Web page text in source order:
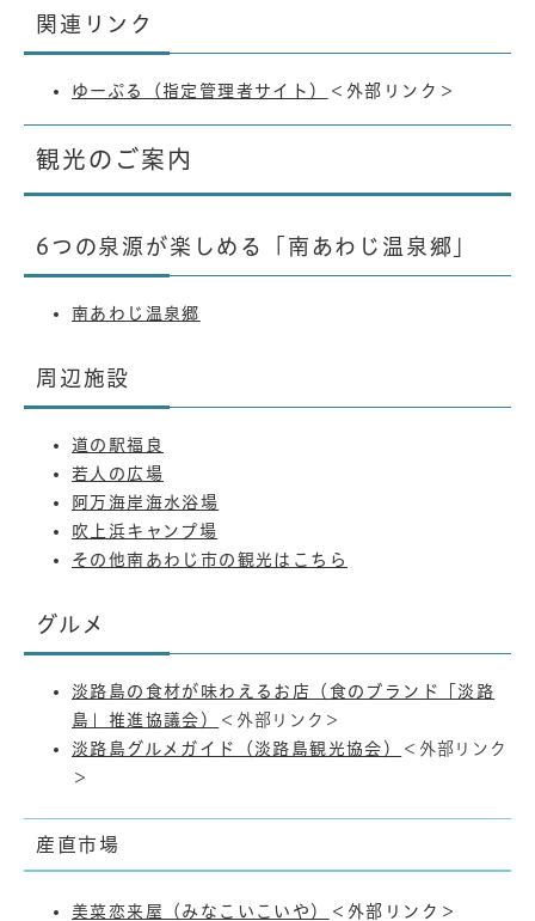
関連リンク
ゆーぷる（指定管理者サイト） ＜外部リンク＞
観光のご案内
6つの泉源が楽しめる「南あわじ温泉郷」
南あわじ温泉郷
周辺施設
道の駅福良
若人の広場
阿万海岸海水浴場
吹上浜キャンプ場
その他南あわじ市の観光はこちら
グルメ
淡路島の食材が味わえるお店（食のブランド「淡路
島」推進協議会）
＜外部リンク＞
淡路島グルメガイド（淡路島観光協会）
＜外部リンク
＞
産直市場
​美菜恋来屋（みなこいこいや） ＜外部リンク＞